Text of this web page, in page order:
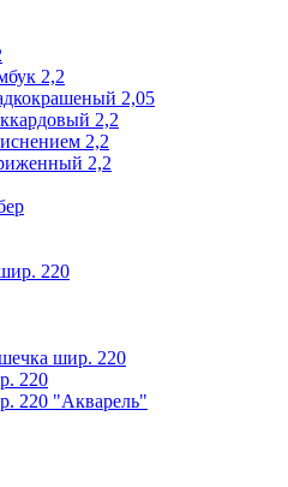
2,2
2,05
2,2
2,2
2,2
220
шир. 220
220
220 "Акварель"